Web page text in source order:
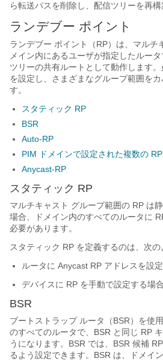
ら転送パスを削除し、配信ツリーを再構
ランデブー ポイント
ランデブー ポイント（RP）は、マルチ
メイン内にあるユーザが指定したルー
ツリーの共有ルートとして動作します
を設定し、さまざまなグループ範囲を
す。
スタティック RP
BSR
Auto-RP
PIM ドメインで設定された複数の RP
Anycast-RP
スタティック RP
マルチキャスト グループ範囲の RP は
場合、ドメイン内のすべてのルータに
必要があります。
スタティック RP を定義するのは、次の
ルータに Anycast RP アドレスを設
デバイスに RP を手動で設定する場合
BSR
ブートストラップ ルータ（BSR）を使
のすべてのルータで、BSR と同じ RP
うになります。BSR では、BSR 候補
るよう設定できます。BSR は、ドメイ